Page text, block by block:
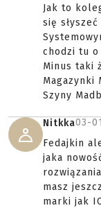
Jak to
się
chodzi tu o
Minus taki
Magazynki
Szyny
Nitkka03-
Fedajkin
jaka
masz
marki jak